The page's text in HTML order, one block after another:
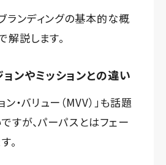
ランディングの基本的な概
解説します。
ンやミッションとの違い
ン・バリュー（MVV）」も話題
すが、パーパスとはフェー
。